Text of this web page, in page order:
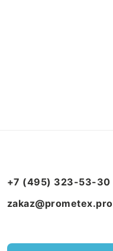
+7 (495) 323-53-30
zakaz@prometex.pro